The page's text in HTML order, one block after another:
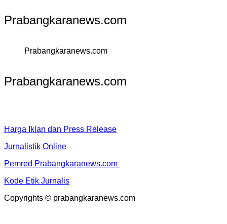
Prabangkaranews.com
Prabangkaranews.com
Prabangkaranews.com
Harga Iklan dan Press Release
Jurnalistik Online
Pemred Prabangkaranews.com
Kode Etik Jurnalis
Copyrights © prabangkaranews.com